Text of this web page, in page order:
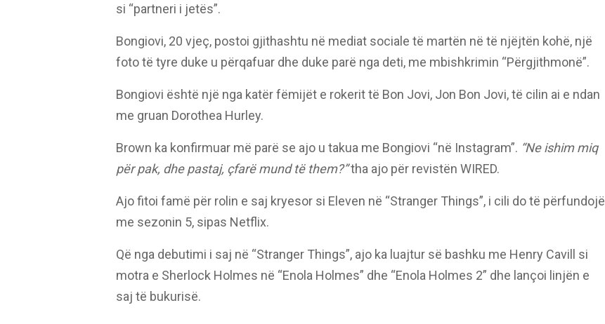
si “partneri i jetës”.
Bongiovi, 20 vjeç, postoi gjithashtu në mediat sociale të martën në të njëjtën kohë, një
foto të tyre duke u përqafuar dhe duke parë nga deti, me mbishkrimin “Përgjithmonë”.
Bongiovi është një nga katër fëmijët e rokerit të Bon Jovi, Jon Bon Jovi, të cilin ai e ndan
me gruan Dorothea Hurley.
Brown ka konfirmuar më parë se ajo u takua me Bongiovi “në Instagram”. “Ne ishim miq
për pak, dhe pastaj, çfarë mund të them?”tha ajo për revistën WIRED.
Ajo fitoi famë për rolin e saj kryesor si Eleven në “Stranger Things”, i cili do të përfundojë
me sezonin 5, sipas Netflix.
Që nga debutimi i saj në “Stranger Things”, ajo ka luajtur së bashku me Henry Cavill si
motra e Sherlock Holmes në “Enola Holmes” dhe “Enola Holmes 2” dhe lançoi linjën e
saj të bukurisë.